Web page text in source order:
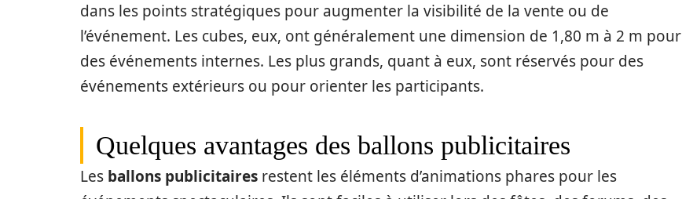
dans les points stratégiques pour augmenter la visibilité de la vente ou de
l’événement. Les cubes, eux, ont généralement une dimension de 1,80 m à 2 m pour
des événements internes. Les plus grands, quant à eux, sont réservés pour des
événements extérieurs ou pour orienter les participants.
Quelques avantages des ballons publicitaires
Les ballons publicitaires restent les éléments d’animations phares pour les